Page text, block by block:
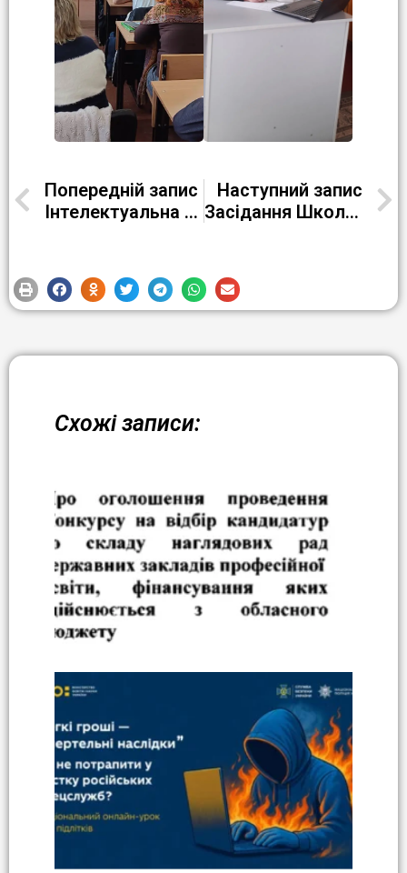
Попередній запис
Інтелектуальна гра «Мовний ревізор» в групі К-22-3в
Наступний запис
Засідання Школи педагогічного перезавантаження
Схожі записи: